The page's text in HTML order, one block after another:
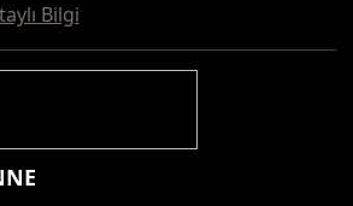
Bilgi